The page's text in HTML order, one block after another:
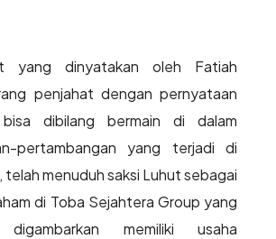
yang dinyatakan oleh Fatiah
penjahat dengan pernyataan
dibilang bermain di dalam
pertambangan yang terjadi di
telah menuduh saksi Luhut sebagai
di Toba Sejahtera Group yang
digambarkan memiliki usaha